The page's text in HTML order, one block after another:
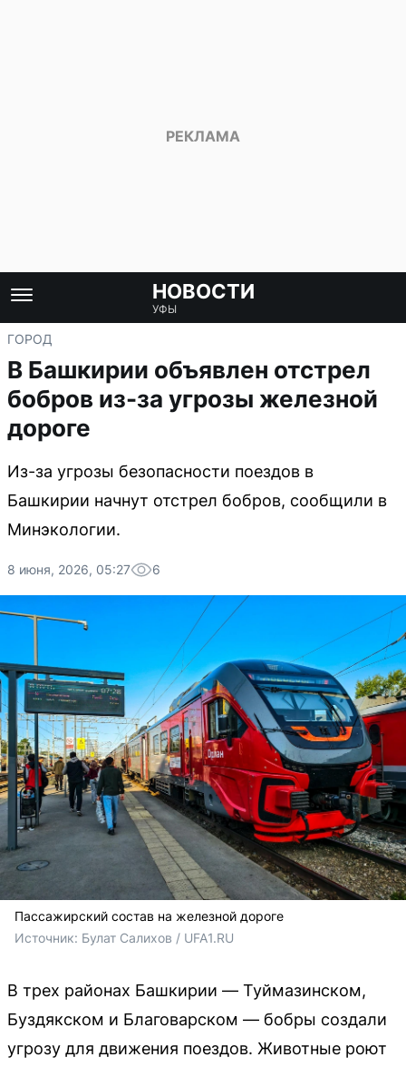
НОВОСТИ
УФЫ
ГОРОД
В Башкирии объявлен отстрел
бобров из-за угрозы железной
дороге
Из-за угрозы безопасности поездов в
Башкирии начнут отстрел бобров, сообщили в
Минэкологии.
8 июня, 2026, 05:27 6
Пассажирский состав на железной дороге
Источник: Булат Салихов / UFA1.RU
В трех районах Башкирии — Туймазинском,
Буздякском и Благоварском — бобры создали
угрозу для движения поездов. Животные роют